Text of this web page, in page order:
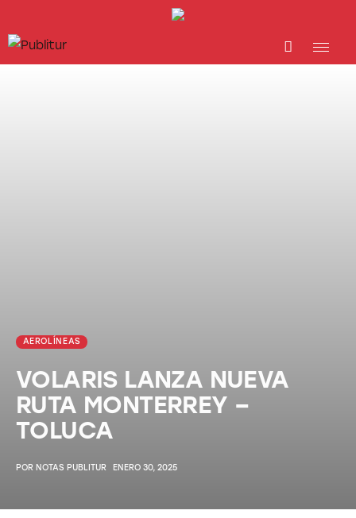
INICIO
AEROLÍNEAS
VOLARIS LANZA NUEVA
RUTA MONTERREY –
TOLUCA
POR NOTAS PUBLITUR ENERO 30, 2025